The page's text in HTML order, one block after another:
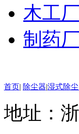
木工
制药
首页| 除尘器|湿式除
地址：